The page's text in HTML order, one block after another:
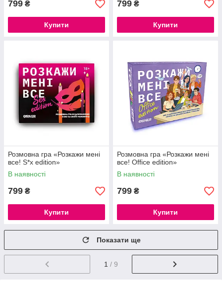
799 ₴
Купити
799 ₴
Купити
Розмовна гра «Розкажи мені
все! S*x edition»
В наявності
799 ₴
Купити
Розмовна гра «Розкажи мені
все! Office edition»
В наявності
799 ₴
Купити
Показати ще
1 / 9